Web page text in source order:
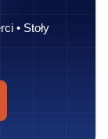
• Stoły